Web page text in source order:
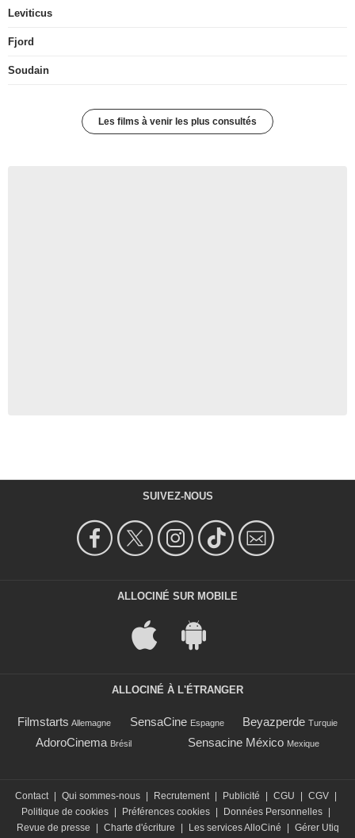
Leviticus
Fjord
Soudain
Les films à venir les plus consultés
SUIVEZ-NOUS
ALLOCINÉ SUR MOBILE
ALLOCINÉ À L'ÉTRANGER
Filmstarts Allemagne SensaCine Espagne Beyazperde Turquie
AdoroCinema Brésil Sensacine México Mexique
Contact | Qui sommes-nous | Recrutement | Publicité | CGU | CGV |
Politique de cookies | Préférences cookies | Données Personnelles |
Revue de presse
| Charte d'écriture | Les services AlloCiné | Gérer Utiq